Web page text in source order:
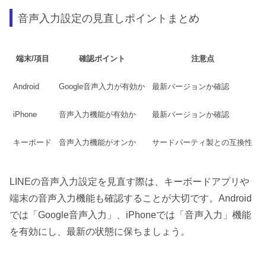
音声入力設定の見直しポイントまとめ
端末/項目 確認ポイント 注意点
Android Google音声入力が有効か 最新バージョンか確認
iPhone 音声入力機能が有効か 最新バージョンか確認
キーボード 音声入力機能がオンか サードパーティ製との互換性
LINEの音声入力設定を見直す際は、キーボードアプリや
端末の音声入力機能も確認することが大切です。Android
では「Google音声入力」、iPhoneでは「音声入力」機能
を有効にし、最新の状態に保ちましょう。